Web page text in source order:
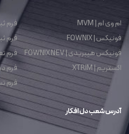
ام وی ام | MVM
فونیکس | FOWNIX
فونیکس هیبریدی | FOWNIX NEV
اکستریم | XTRIM
فرم
فرم
فرم
فرم
فرم
آدرس شعب دل افکار